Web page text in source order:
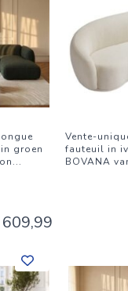
groen
...
Vente-
fauteuil in
BOVANA